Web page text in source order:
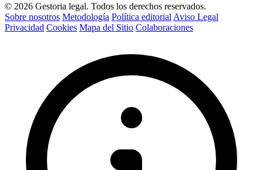
© 2026 Gestoria legal. Todos los derechos reservados.
Sobre nosotros Metodología Política editorial Aviso Legal
Privacidad Cookies Mapa del Sitio Colaboraciones